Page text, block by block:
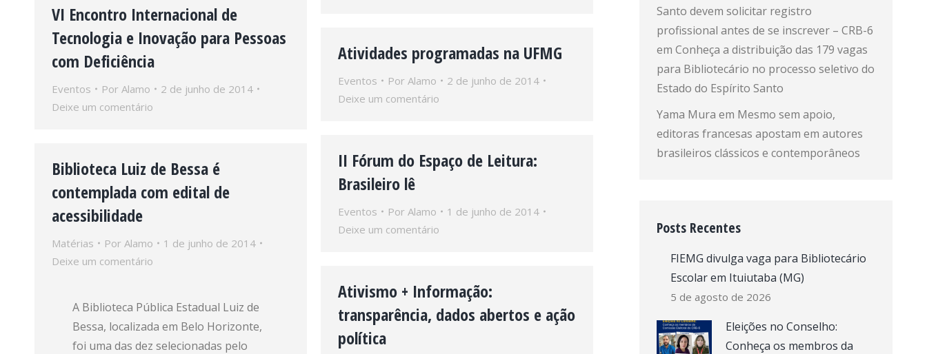
VI Encontro Internacional de
Tecnologia e Inovação para Pessoas
com Deficiência
Eventos Por Alamo
2 de junho de 2014
Deixe um comentário
Atividades programadas na UFMG
Eventos Por Alamo
2 de junho de 2014
Deixe um comentário
II Fórum do Espaço de Leitura:
Brasileiro lê
Eventos Por Alamo
1 de junho de 2014
Deixe um comentário
Biblioteca Luiz de Bessa é
contemplada com edital de
acessibilidade
Matérias Por Alamo
1 de junho de 2014
Deixe um comentário
A Biblioteca Pública Estadual Luiz de
Bessa, localizada em Belo Horizonte,
foi uma das dez selecionadas pelo
Ativismo + Informação:
transparência, dados abertos e ação
política
Santo devem solicitar registro
profissional antes de se inscrever – CRB-6
em Conheça a distribuição das 179 vagas
para Bibliotecário no processo seletivo do
Estado do Espírito Santo
Yama Mura em Mesmo sem apoio,
editoras francesas apostam em autores
brasileiros clássicos e contemporâneos
Posts Recentes
FIEMG divulga vaga para Bibliotecário
Escolar em Ituiutaba (MG)
5 de agosto de 2026
Eleições no Conselho:
Conheça os membros da